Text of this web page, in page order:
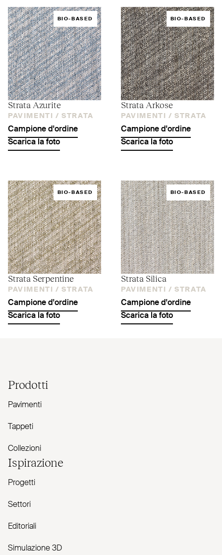
BIO-BASED
Strata Azurite
PAVIMENTI / STRATA
Campione d'ordine
Scarica la foto
BIO-BASED
Strata Arkose
PAVIMENTI / STRATA
Campione d'ordine
Scarica la foto
BIO-BASED
Strata Serpentine
PAVIMENTI / STRATA
Campione d'ordine
Scarica la foto
BIO-BASED
Strata Silica
PAVIMENTI / STRATA
Campione d'ordine
Scarica la foto
Prodotti
Pavimenti
Tappeti
Collezioni
Ispirazione
Progetti
Settori
Editoriali
Simulazione 3D